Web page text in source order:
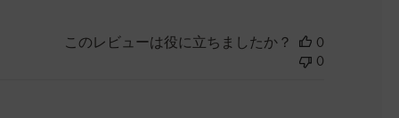
このレビューは役に立ちましたか？
0
0